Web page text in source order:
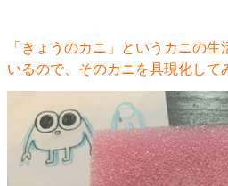
「きょうのカニ」というカニの
いるので、そのカニを具現化して